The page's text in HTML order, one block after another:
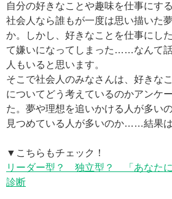
自分の好きなことや趣味を仕事にす
社会人なら誰もが一度は思い描いた
か。しかし、好きなことを仕事にし
て嫌いになってしまった……なんて
人もいると思います。
そこで社会人のみなさんは、好きな
についてどう考えているのかアンケ
た。夢や理想を追いかける人が多い
見つめている人が多いのか……結果
▼こちらもチェック！
リーダー型？ 独立型？ 「あなたに
診断